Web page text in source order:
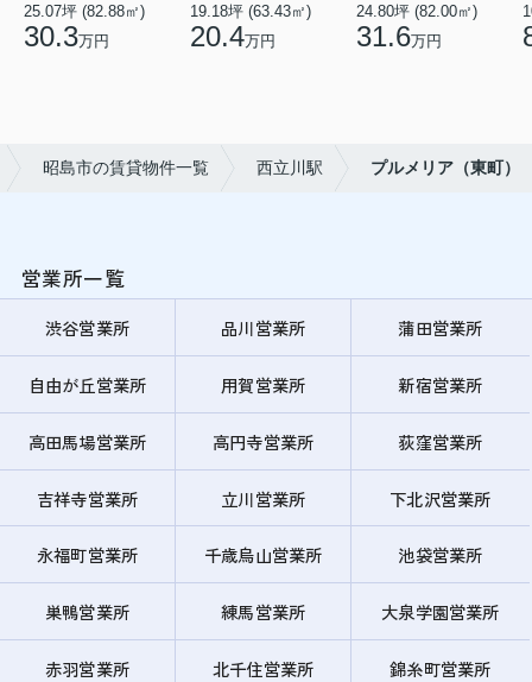
25.07坪 (82.88㎡)
30.3万円
19.18坪 (63.43㎡)
20.4万円
24.80坪 (82.00㎡)
31.6万円
昭島市の賃貸物件一覧 西立川駅 プルメリア（東町）
営業所一覧
渋谷営業所 品川営業所 蒲田営業所
自由が丘営業所 用賀営業所 新宿営業所
高田馬場営業所 高円寺営業所 荻窪営業所
吉祥寺営業所 立川営業所 下北沢営業所
永福町営業所 千歳烏山営業所 池袋営業所
巣鴨営業所 練馬営業所 大泉学園営業所
赤羽営業所 北千住営業所 錦糸町営業所